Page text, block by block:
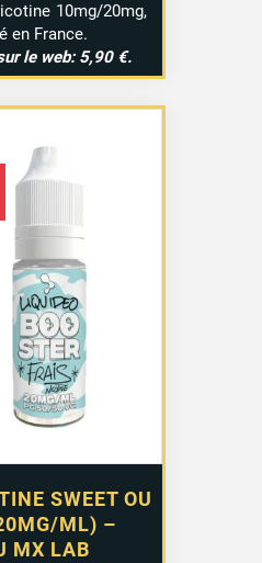
10mg/20mg,
en France.
le web: 5,90 €.
SWEET OU
ML) –
MX LAB
Plage
de
prix :
1,29 €
10,99 €